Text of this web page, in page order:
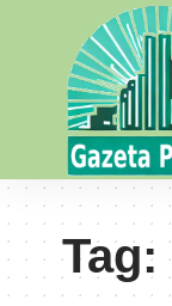
Tag: